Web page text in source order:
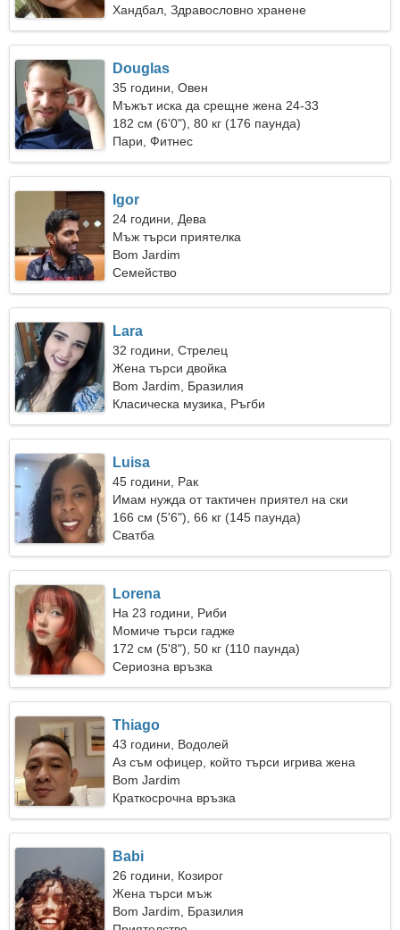
Хандбал, Здравословно хранене
Douglas
35 години, Овен
Мъжът иска да срещне жена 24-33
182 см (6'0"), 80 кг (176 паунда)
Пари, Фитнес
Igor
24 години, Дева
Мъж търси приятелка
Bom Jardim
Семейство
Lara
32 години, Стрелец
Жена търси двойка
Bom Jardim, Бразилия
Класическа музика, Ръгби
Luisa
45 години, Рак
Имам нужда от тактичен приятел на ски
166 см (5'6"), 66 кг (145 паунда)
Сватба
Lorena
На 23 години, Риби
Момиче търси гадже
172 см (5'8"), 50 кг (110 паунда)
Сериозна връзка
Thiago
43 години, Водолей
Аз съм офицер, който търси игрива жена
Bom Jardim
Краткосрочна връзка
Babi
26 години, Козирог
Жена търси мъж
Bom Jardim, Бразилия